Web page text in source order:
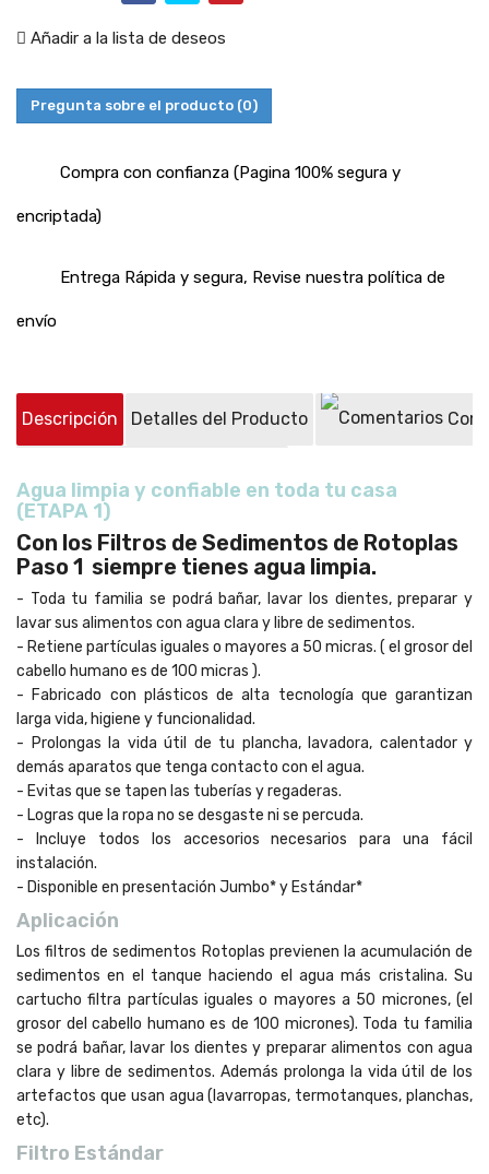
Añadir a la lista de deseos
Pregunta sobre el producto (0)
Compra con confianza (Pagina 100% segura y
encriptada)
Entrega Rápida y segura, Revise nuestra política de
envío
Descripción Detalles del Producto
Agua limpia y confiable en toda tu casa
(ETAPA 1)
Con los Filtros de Sedimentos de Rotoplas
Paso 1 siempre tienes agua limpia.
- Toda tu familia se podrá bañar, lavar los dientes, preparar y
lavar sus alimentos con agua clara y libre de sedimentos.
- Retiene partículas iguales o mayores a 50 micras. ( el grosor del
cabello humano es de 100 micras ).
- Fabricado con plásticos de alta tecnología que garantizan
larga vida, higiene y funcionalidad.
- Prolongas la vida útil de tu plancha, lavadora, calentador y
demás aparatos que tenga contacto con el agua.
- Evitas que se tapen las tuberías y regaderas.
- Logras que la ropa no se desgaste ni se percuda.
- Incluye todos los accesorios necesarios para una fácil
instalación.
- Disponible en presentación Jumbo* y Estándar*
Aplicación
Los filtros de sedimentos Rotoplas previenen la acumulación de
sedimentos en el tanque haciendo el agua más cristalina. Su
cartucho filtra partículas iguales o mayores a 50 micrones, (el
grosor del cabello humano es de 100 micrones). Toda tu familia
se podrá bañar, lavar los dientes y preparar alimentos con agua
clara y libre de sedimentos. Además prolonga la vida útil de los
artefactos que usan agua (lavarropas, termotanques, planchas,
etc).
Filtro Estándar